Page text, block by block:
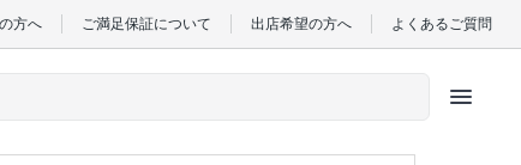
方へ ご満足保証について 出店希望の方へ よくあるご質問
menu